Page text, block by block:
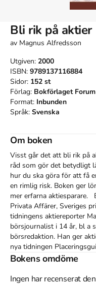
Bli rik på aktier
av Magnus Alfredsson
Utgiven: 2000
ISBN: 9789137116884
Sidor: 152 st
Förlag: Bokförlaget Forum
Format: Inbunden
Språk: Svenska
Om boken
Visst går det att bli rik på
råd som gör det betydligt
hur du ska göra för att få
en rimlig risk. Boken ger
mer erfarna aktiesparare.
Privata Affärer, Sveriges
tidningens aktiereporter
börsjournalist i 14 år, bl a
börsredaktion. Han ger
nya tidningen
Affärers chefredaktör
Bokens omdöme
Ingen har recenserat